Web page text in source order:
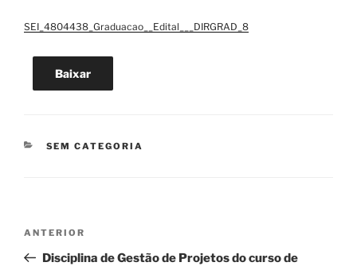
SEI_4804438_Graduacao__Edital___DIRGRAD_8
Baixar
CATEGORIAS
SEM CATEGORIA
Navegação
Post
anterior
ANTERIOR
Disciplina de Gestão de Projetos do curso de